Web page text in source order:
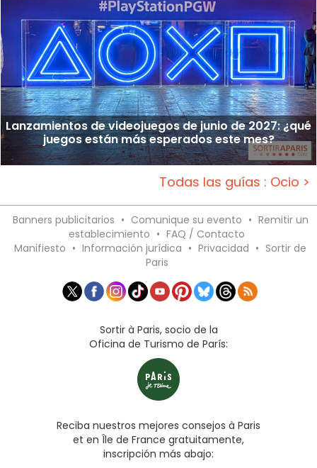
Lanzamientos de videojuegos de junio de 2027: ¿qué
juegos están más esperados este mes?
Todas las guías : Ocio >
Banners publicitarios • Comunique su evento • Remitir un
establecimiento • FAQ / Contacto
Manifiesto • Información jurídica • Privacidad • Sortir de
Paris
Sortir à Paris, socio de la
Oficina de Turismo de París:
Reciba nuestros mejores consejos à Paris
et en Île de France gratuitamente,
inscripción más abajo: